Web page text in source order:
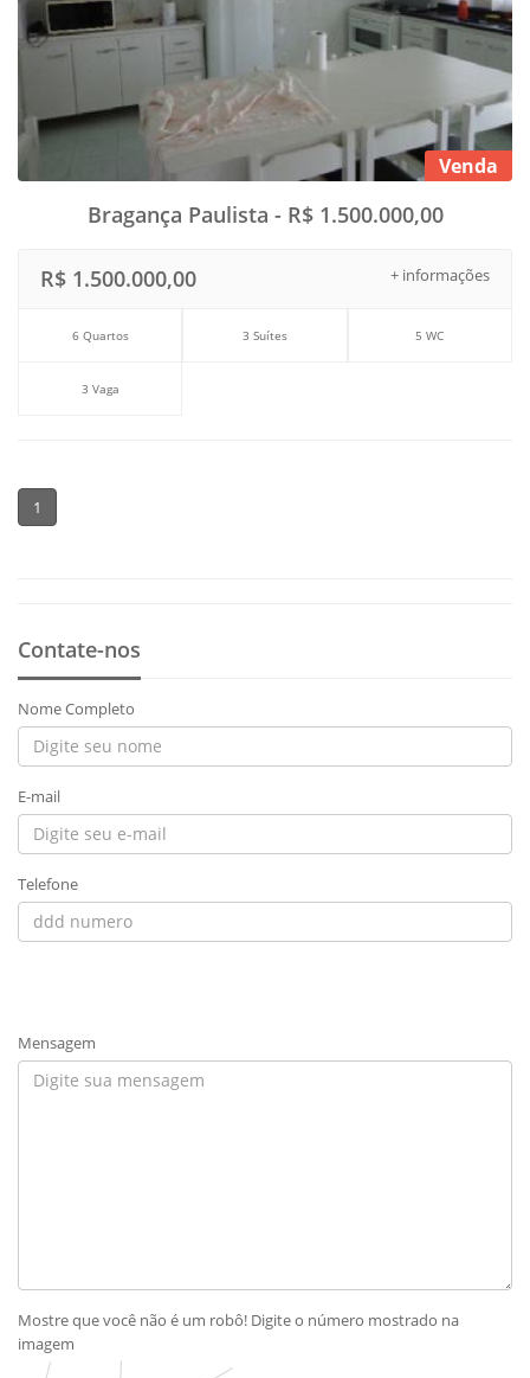
Venda
Bragança Paulista - R$ 1.500.000,00
+ informações
R$ 1.500.000,00
6 Quartos 3 Suítes 5 WC
3 Vaga
1
Contate-nos
Nome Completo
E-mail
Telefone
Mensagem
Mostre que você não é um robô! Digite o número mostrado na
imagem